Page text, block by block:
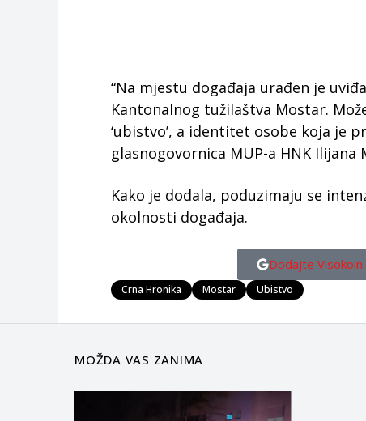
“Na mjestu događaja urađen je
Kantonalnog tužilaštva Mostar.
‘ubistvo’, a identitet osobe koja je
glasnogovornica MUP-a HNK Ilijana
Kako je dodala, poduzimaju se
okolnosti događaja.
Dodajte
Crna Hronika Mostar Ubistvo
MOŽDA VAS ZANIMA